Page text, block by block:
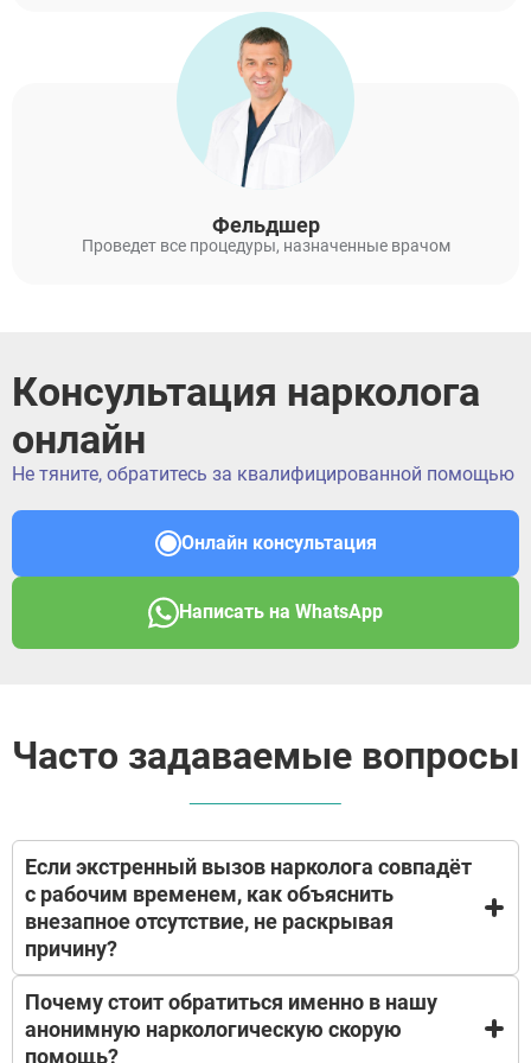
Фельдшер
Проведет все процедуры, назначенные врачом
Консультация нарколога
онлайн
Не тяните, обратитесь за квалифицированной помощью
Онлайн консультация
Написать на WhatsApp
Часто задаваемые вопросы
Если экстренный вызов нарколога совпадёт
с рабочим временем, как объяснить
внезапное отсутствие, не раскрывая
причину?
Мы понимаем вашу предусмотрительность —
экстренные ситуации не выбирают время. При
необходимости мы оформим документ с
Почему стоит обратиться именно в нашу
анонимную наркологическую скорую
помощь?